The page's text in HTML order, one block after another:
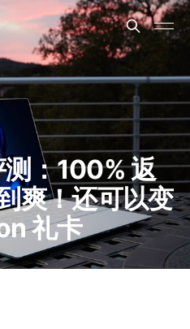
：100% 返
爽！还可以变
礼卡